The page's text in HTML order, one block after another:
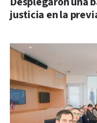
justicia en la